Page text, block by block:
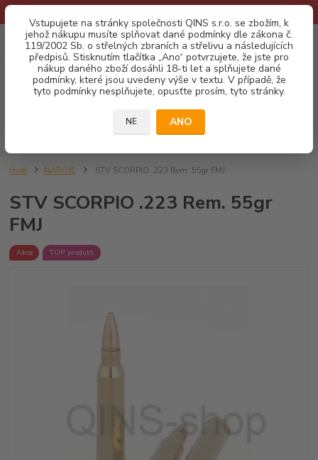
Vstupujete na stránky společnosti QINS s.r.o. se zbožím, k
jehož nákupu musíte splňovat dané podmínky dle zákona č.
119/2002 Sb. o střelných zbraních a střelivu a následujících
předpisů. Stisknutím tlačítka „Ano“ potvrzujete, že jste pro
nákup daného zboží dosáhli 18-ti let a splňujete dané
podmínky, které jsou uvedeny výše v textu. V případě, že
tyto podmínky nesplňujete, opusťte prosím, tyto stránky.
NE ANO
Menu
CZK 0
za0,00 Kč
Úvod NÁBOJE STV SCORPIO .223 Rem. 55gr FMJ
STV SCORPIO .223 Rem. 55gr
FMJ
Akce TOP produkt